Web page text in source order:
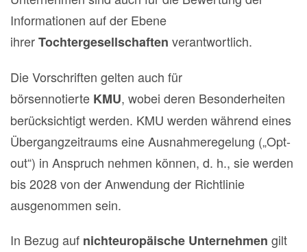
Informationen auf der Ebene
ihrerTochtergesellschaften verantwortlich.
Die Vorschriften gelten auch für
börsennotierte KMU, wobei deren Besonderheiten
berücksichtigt werden. KMU werden während eines
Übergangzeitraums eine Ausnahmeregelung („Opt-
out“) in Anspruch nehmen können, d. h., sie werden
bis 2028 von der Anwendung der Richtlinie
ausgenommen sein.
In Bezug auf nichteuropäische Unternehmen gilt